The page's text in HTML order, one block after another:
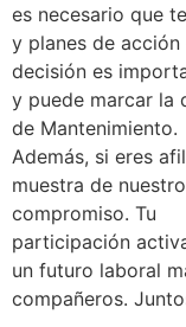
es necesario que
y planes de
decisión es
y puede marcar la
de Mantenimiento.
Además, si eres
muestra de
compromiso. Tu
participación
un futuro laboral
compañeros.